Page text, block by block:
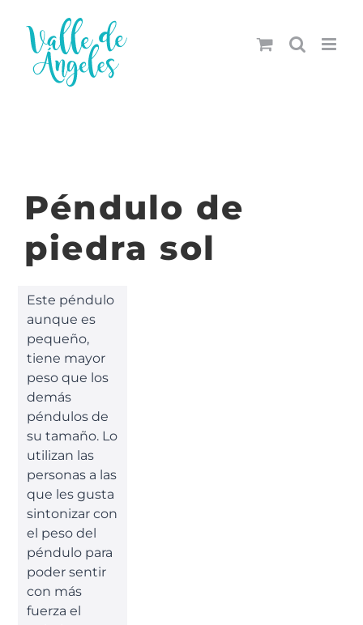
contenido
Péndulo de
piedra sol
Este péndulo
aunque es
pequeño,
tiene mayor
peso que los
demás
péndulos de
su tamaño. Lo
utilizan las
personas a las
que les gusta
sintonizar con
el peso del
péndulo para
poder sentir
con más
fuerza el